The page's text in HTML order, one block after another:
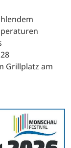
Grillplatz am